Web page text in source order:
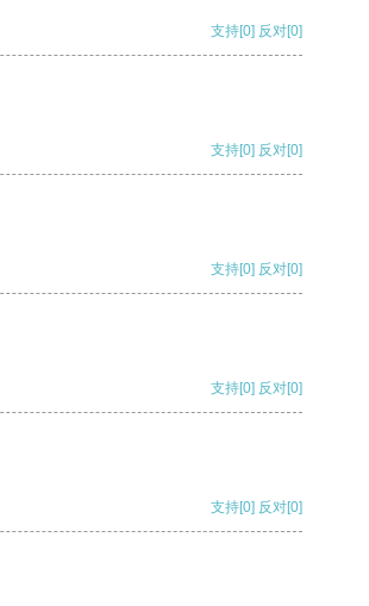
支持[0] 反对[0]
支持[0] 反对[0]
支持[0] 反对[0]
支持[0] 反对[0]
支持[0] 反对[0]